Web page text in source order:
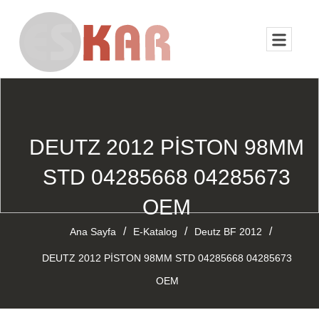
DEUTZ 2012 PİSTON 98MM
STD 04285668 04285673
OEM
Ana Sayfa / E-Katalog / Deutz BF 2012 /
DEUTZ 2012 PİSTON 98MM STD 04285668 04285673
OEM